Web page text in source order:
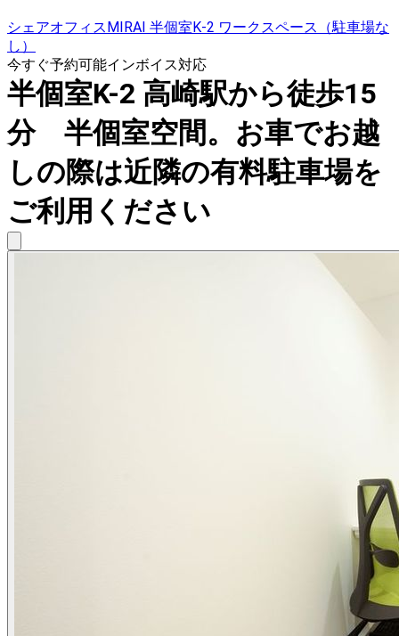
シェアオフィスMIRAI 半個室K-2 ワークスペース（駐車場な
し）
今すぐ予約可能インボイス対応
半個室K-2 高崎駅から徒歩15
分 半個室空間。お車でお越
しの際は近隣の有料駐車場を
ご利用ください